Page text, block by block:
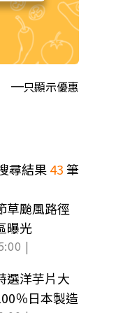
只顯示優惠
尋結果43筆
草颱風路徑
曝光
|
選洋芋片大
％日本製造